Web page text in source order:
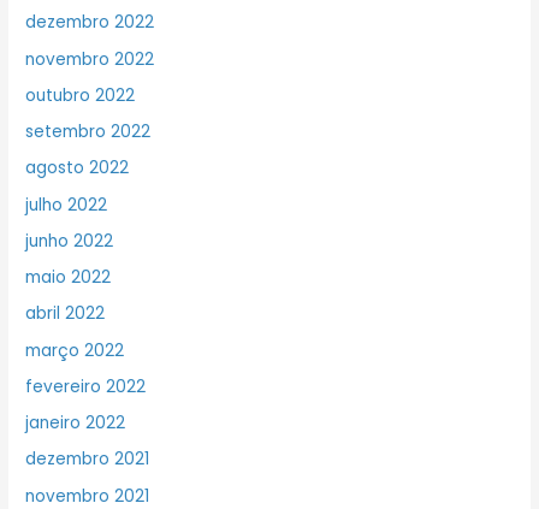
dezembro 2022
novembro 2022
outubro 2022
setembro 2022
agosto 2022
julho 2022
junho 2022
maio 2022
abril 2022
março 2022
fevereiro 2022
janeiro 2022
dezembro 2021
novembro 2021